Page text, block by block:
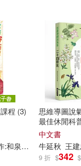
吳秋瓊(5)
吳鳴(5)
(16)
親子天下(16)
版社(16)
出版社(16)
程 (3)
天路ゆうつづ
思維導圖說
最佳休閒科
中文書
牛延秋 王
9 折 $342 $